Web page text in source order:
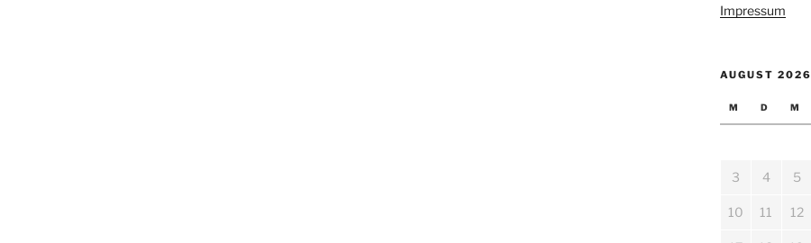
Impressum
AUGUST 2026
M D M
3 4 5
10 11 12